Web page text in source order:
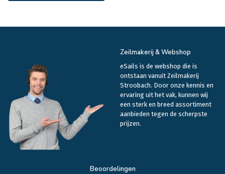
Zeilmakerij & Webshop
eSails is de webshop die is
ontstaan vanuit Zeilmakerij
Stroobach. Door onze kennis en
ervaring uit het vak, kunnen wij
een sterk en breed assortiment
aanbieden tegen de scherpste
prijzen.
Beoordelingen